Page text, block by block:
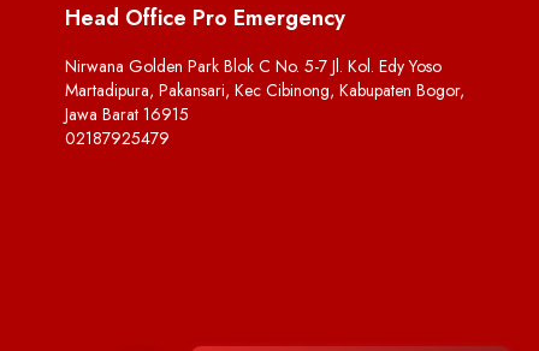
Head Office Pro Emergency
Nirwana Golden Park Blok C No. 5-7 Jl. Kol. Edy Yoso
Martadipura, Pakansari, Kec Cibinong, Kabupaten Bogor,
Jawa Barat 16915
02187925479